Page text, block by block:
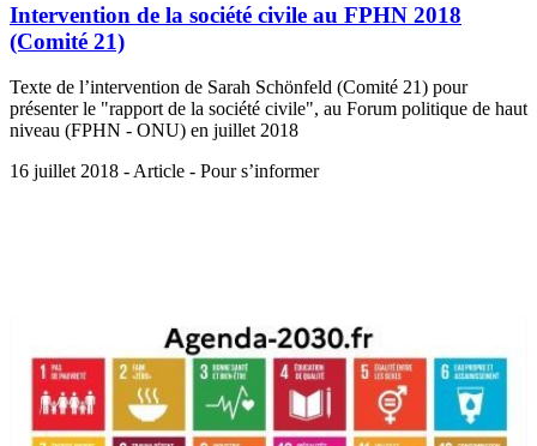
Intervention de la société civile au FPHN 2018
(Comité 21)
Texte de l’intervention de Sarah Schönfeld (Comité 21) pour
présenter le "rapport de la société civile", au Forum politique de haut
niveau (FPHN - ONU) en juillet 2018
16 juillet 2018 - Article - Pour s’informer